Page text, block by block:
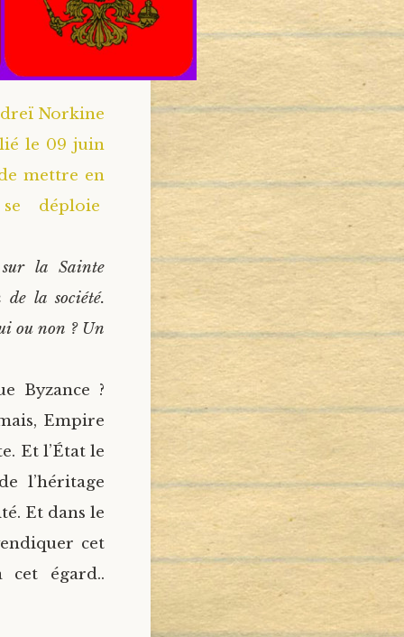
Norkine
le 09 juin
mettre en
déploie
la Sainte
de la société.
ou non ? Un
Byzance ?
Empire
Et l’État le
l’héritage
Et dans le
cet
cet égard..